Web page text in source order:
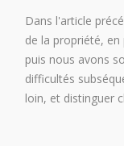
Dans l'article
de la propriété,
puis nous avons
difficultés
loin, et distinguer